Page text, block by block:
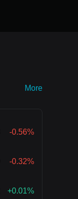
More
-0.56%
-0.32%
+0.01%